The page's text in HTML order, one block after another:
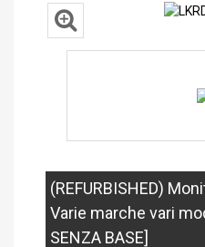
(REFURBISHED)
Varie marche vari
SENZA BASE]